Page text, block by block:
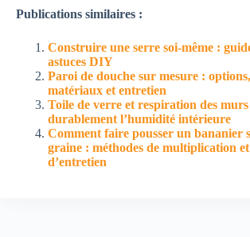
Publications similaires :
Construire une serre soi-même :
astuces DIY
Paroi de douche sur mesure : options,
matériaux et entretien
Toile de verre et respiration des
durablement l’humidité intérieure
Comment faire pousser un bananier
graine : méthodes de multiplication et
d’entretien